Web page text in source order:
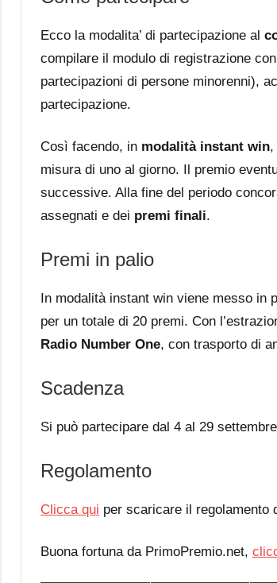
Ecco la modalita’ di partecipazione al
compilare il modulo di registrazione
partecipazioni di persone minorenni),
partecipazione.
Così facendo, in modalità instant win,
misura di uno al giorno. Il premio
successive. Alla fine del periodo
assegnati e dei premi finali.
Premi in palio
In modalità instant win viene messo in
per un totale di 20 premi. Con
Radio Number One, con trasporto di
Scadenza
Si può partecipare dal 4 al 29
Regolamento
Clicca qui per scaricare il regolamento
Buona fortuna da PrimoPremio.net,